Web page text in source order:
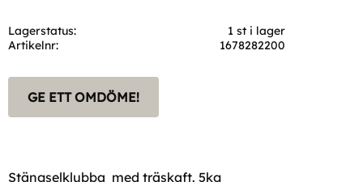
Lagerstatus
1 st i lager
Artikelnr
1678282200
GE ETT OMDÖME!
Stängselklubba med träskaft. 5kg